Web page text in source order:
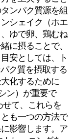
ンパク質源を組
シェイク（ホエ
ゆで卵、鶏むね
に摂ることで、
安としては、ト
ク質を摂取する
化するために
ン）が重要で
て、これらを
も一つの方法で
影響します。ア